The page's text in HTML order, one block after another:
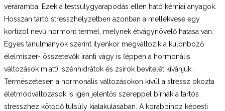
véráramba. Ezek a testsúlygyarapodás ellen ható kémiai anyagok.
Hosszan tartó stresszhelyzetben azonban a mellékvese egy
kortizol nevű hormont termel, melynek étvágynövelő hatása van.
Egyes tanulmányok szerint ilyenkor megváltozik a különböző
élelmiszer- összetevők iránti vágy is (éppen a hormonális
változások miatt), szénhidrátok és zsírok bevitelét kívánjuk.
Természetesen a hormonális változásokon kívül a stressz okozta
életmódváltozások is igen jelentős szereppel bírnak a tartós
stresszhez kötődő túlsúly kialakulásában. A korábbihoz képesti